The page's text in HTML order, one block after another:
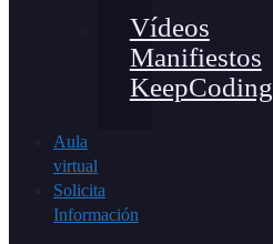
Vídeos
Manifiestos
KeepCoding
Aula
virtual
Solicita
Información